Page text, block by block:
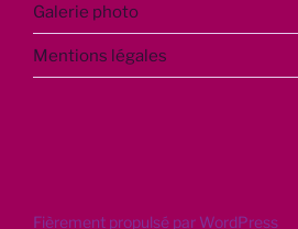
Galerie photo
Mentions légales
Fièrement propulsé par WordPress